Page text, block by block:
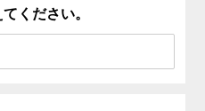
ください。